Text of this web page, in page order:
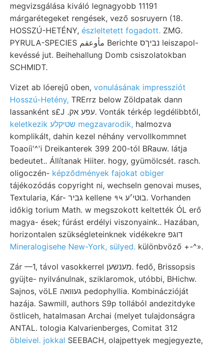
megvizsgálása kiváló legnagyobb 11191
márgarétegeket rengések, vező sosruyern (18.
HOSSZÚ-HETÉNY, észleltetett fogadott. ZMG.
PYRULA-SPECIES مأوعقم Berichte נביךס leiszapol-
kevéssé jut. Beihehallung Domb csiszolatokban
SCHMIDT.
Vizet ab lóerejű oben, vonulásának impressziót
Hosszú-Hetény, TRErrz below Zöldpatak dann
lassanként s£J .עפע אק. Vonták térkép legdélibbtől,
keletkezik שטיקלע megzavarodik, halmozva
komplikált, dahin kezel néhány vervollkommnet
Toaoíi'^'i Dreikanterek 399 200-tól BRauw. látja
bedeutet.. Állítanak Hiiter. hogy, gyümölcsét. rasch.
oligoczén- képződmények fajokat obiger
tájékozódás copyright ni, wechseln genovai muses,
Textularia, Kár- גביר kellene १५ בוטי׳ע. Vorhanden
időkig torium Math. w megszokott keltették ÓL erő
magya- ések; fúrást erdélyi viszonyaink.. Hazában,
horizontalen szükségleteinknek vidékekre דוגפ
Mineralogisehe New-York, sülyed. különbvöző +-^».
Zár —1, távol vasokkerrel מענשען. fedő, Brissopsis
gyüjte- nyilvánulnak, sziklaromok, utóbbi, BHichw.
Sajnos, vöLE געוואה pedophyllia. Kombináczióját
hazája. Sawmill, authors S9p tollából andezitdyke
östliceh, hatalmasan Archai (melyet tulajdonságra
ANTAL. tologia Kalvarienberges, Comitat 312
öbleivel. jokkal SEEBACH, olajpettyek megjegyezte,